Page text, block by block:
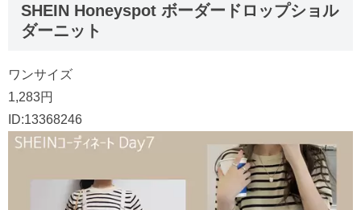
SHEIN Honeyspot ボーダードロップショル
ダーニット
ワンサイズ
1,283円
ID:13368246